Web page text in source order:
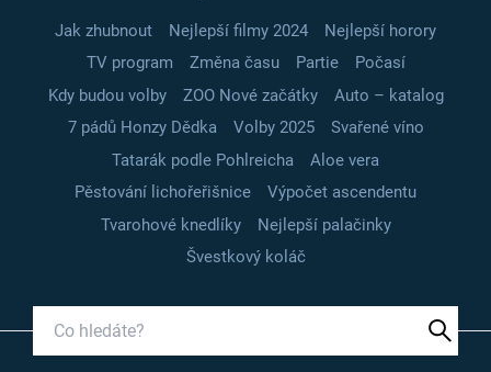
Jak zhubnout Nejlepší filmy 2024
Nejlepší horory
TV program
Změna času Partie
Počasí
Kdy budou volby
ZOO Nové začátky
Auto – katalog
7 pádů Honzy Dědka
Volby 2025
Svařené víno
Tatarák podle Pohlreicha
Aloe vera
Pěstování lichořeřišnice
Výpočet ascendentu
Tvarohové knedlíky
Nejlepší palačinky
Švestkový koláč